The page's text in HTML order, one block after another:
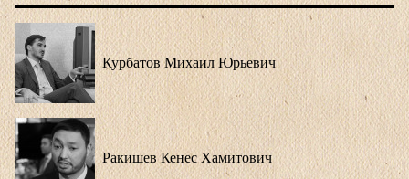
Курбатов Михаил Юрьевич
Ракишев Кенес Хамитович